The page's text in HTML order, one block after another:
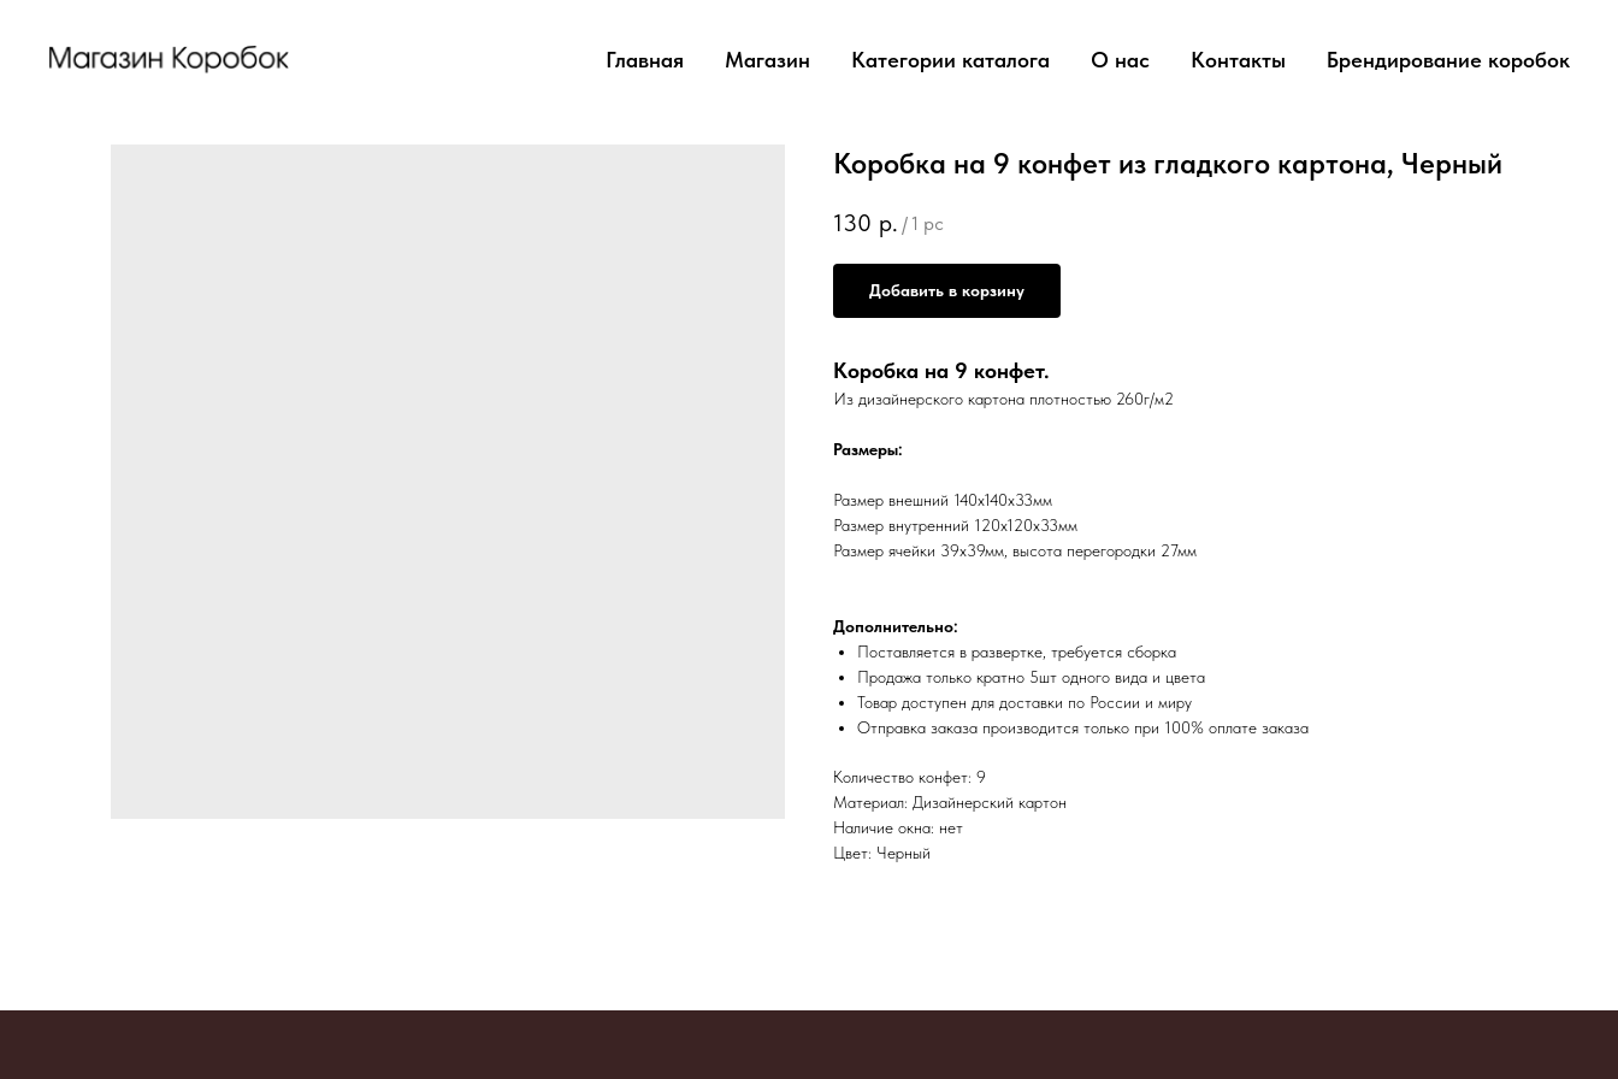
Главная Магазин Категории каталога О нас Контакты Брендирование коробок
Коробка на 9 конфет из гладкого картона, Черный
130 р. / 1 pc
Добавить в корзину
Коробка на 9 конфет.
Из дизайнерского картона плотностью 260г/м2
Размеры:
Размер внешний 140х140х33мм
Размер внутренний 120х120х33мм
Размер ячейки 39х39мм, высота перегородки 27мм
Дополнительно:
Поставляется в развертке, требуется сборка
Продажа только кратно 5шт одного вида и цвета
Товар доступен для доставки по России и миру
​Отправка заказа производится только при 100% оплате заказа
Количество конфет: 9
Материал: Дизайнерский картон
Наличие окна: нет
Цвет: Черный